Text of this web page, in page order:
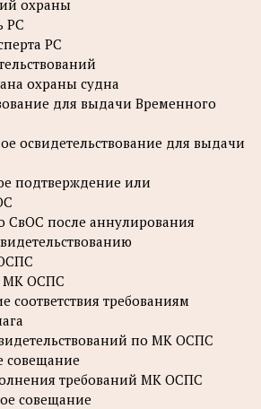
охраны
РС
РС
охраны судна
для выдачи Временного
освидетельствование для выдачи
подтверждение или
СвОС после аннулирования
МК ОСПС
соответствия требованиям
по МК ОСПС
совещание
требований МК ОСПС
совещание